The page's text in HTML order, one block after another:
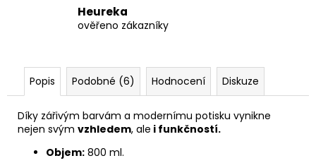
Heureka
ověřeno zákazníky
Popis Podobné (6) Hodnocení Diskuze
Díky zářivým barvám a modernímu potisku vynikne
nejen svým vzhledem, ale i funkčností.
Objem: 800 ml.